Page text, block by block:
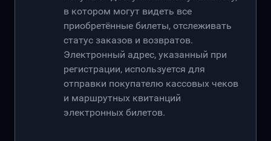
в котором могут видеть все
приобретённые билеты, отслеживать
статус заказов и возвратов.
Электронный адрес, указанный при
регистрации, используется для
отправки покупателю кассовых чеков
и маршрутных квитанций
электронных билетов.